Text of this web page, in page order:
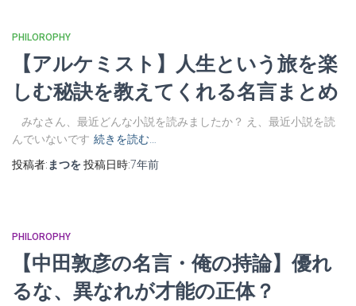
PHILOROPHY
【アルケミスト】人生という旅を楽
しむ秘訣を教えてくれる名言まとめ
みなさん、最近どんな小説を読みましたか？ え、最近小説を読
んでいないです 続きを読む…
投稿者: まつを投稿日時:7年前
PHILOROPHY
【中田敦彦の名言・俺の持論】優れ
るな、異なれが才能の正体？